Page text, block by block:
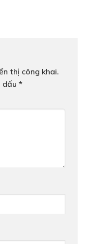
thị công khai.
dấu *